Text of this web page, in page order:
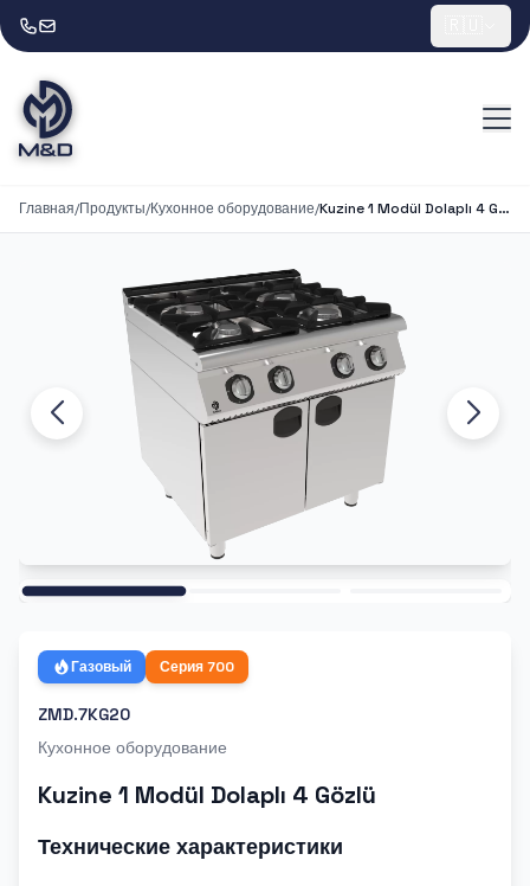
Главная/Продукты/Кухонное оборудование/ Kuzine 1 Modül Dolaplı 4 Gözlü
Газовый Серия700
ZMD.7KG20
Кухонное оборудование
Kuzine 1 Modül Dolaplı 4 Gözlü
Технические характеристики